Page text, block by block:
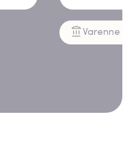
Varenne